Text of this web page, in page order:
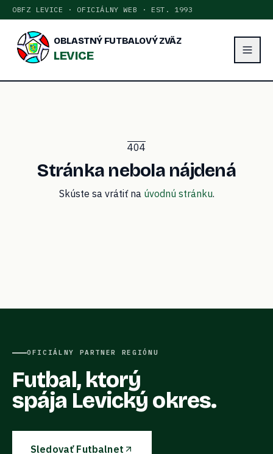
OBFZ LEVICE · OFICIÁLNY WEB · EST. 1993
OBLASTNÝ FUTBALOVÝ ZVÄZ
LEVICE
404
Stránka nebola nájdená
Skúste sa vrátiť na úvodnú stránku.
OFICIÁLNY PARTNER REGIÓNU
Futbal, ktorý
spája Levický okres.
Sledovať Futbalnet